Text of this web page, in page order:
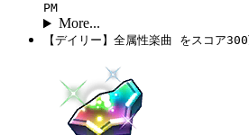
PM
More...
【デイリー】全属性楽曲 をスコア